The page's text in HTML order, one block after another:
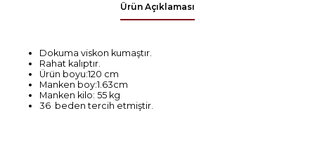
Ürün Açıklaması
Dokuma viskon kumaştır.
Rahat kalıptır.
Ürün boyu:120 cm
Manken boy:1.63cm
Manken kilo: 55 kg
36 beden tercih etmiştir.